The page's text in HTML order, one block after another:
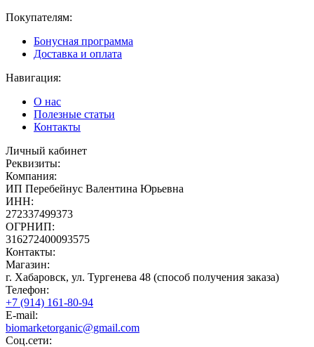
Покупателям:
Бонусная программа
Доставка и оплата
Навигация:
О нас
Полезные статьи
Контакты
Личный кабинет
Реквизиты:
Компания:
ИП Перебейнус Валентина Юрьевна
ИНН:
272337499373
ОГРНИП:
316272400093575
Контакты:
Магазин:
г. Хабаровск, ул. Тургенева 48 (способ получения заказа)
Телефон:
+7 (914) 161-80-94
E-mail:
biomarketorganic@gmail.com
Соц.сети: